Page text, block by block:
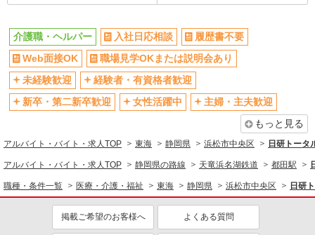
派遣社員
株式会社kotrio /●SZ-H-2014836
舞阪駅＊年齢不問◎未経験から安定した業界へ
＊サ高住
時給1500円〜2125円 ＜日払い有/週払い有/交
最寄り：舞阪駅
詳細を見る
株式会社kotrio /●SZ-H-1603475
介護職・ヘルパー 入社日応相談
履歴書不要
Web面接OK
職場見学OKまたは説明会あり
未経験歓迎
経験者・有資格者歓迎
新卒・第二新卒歓迎
女性活躍中
主婦・主夫歓迎
もっと見る
アルバイト・バイト・求人TOP 東海 静岡県 浜松市中央区 日研トー
アルバイト・バイト・求人TOP 静岡県の路線 天竜浜名湖鉄道 都田駅
職種・条件一覧 医療・介護・福祉 東海 静岡県 浜松市中央区 日研
掲載ご希望のお客様へ よくある質問